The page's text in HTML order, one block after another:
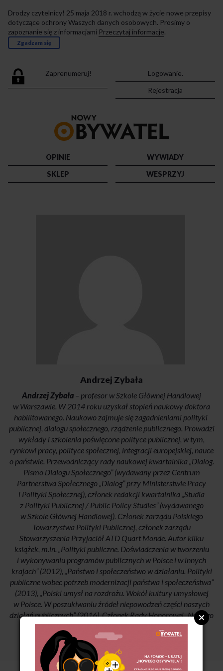
Drodzy czytelnicy! 25 maja 2018 r. wchodzą w życie nowe przepisy
dotyczące ochrony Waszych danych osobowych. Prosimy o
zapoznanie się z informacjami Przeczytaj informacje.
Zgadzam się
Zaprenumeruj!
Logowanie.
Rejestracja
strony
OPINIE
WYWIADY
SKLEP
WESPRZYJ
Andrzej Zybała
Andrzej Zybała – profesor w Szkole Głównej Handlowej
w Warszawie. W 2014 roku uzyskał stopień naukowy doktora
habilitowanego. Naukowo zajmuje się zagadnieniami polityki
publicznej, dialogu społecznego, rządzenie publicznego. Prowadzi
wykłady i szkolenia poświęcone polityce publicznej, w tym,
rynkowi pracy, polityce społecznej, integracji europejskiej, nauce
o państwie. Przewodniczący rady naukowej kwartalnika „Dialog.
Pismo Dialogu Społecznego” (wydawany przez Centrum
Partnerstwa Społecznego „Dialog” przy Ministerstwie Pracy
i Polityki Społecznej), członek redakcji kwartalnika „Studia
z Polityki Publicznej / Public Policy Studies” (wydawanego
w Szkole Głównej Handlowej). Członek zarządu Polskiego
Towarzystwa Polityki Publicznej, członek zarządu
Stowarzyszenia Przyjaciół ATD Quart Monde. Autor kilku
książek, m.in. „Polityki publiczne. Doświadczenia w tworzeniu
i wykonywaniu programów publicznych w Polsce i w innych
krajach” (2012), „Państwo i społeczeństwo w działaniu. Polityki
publiczne wobec potrzeb modernizacji państwa i społeczeństwa”
(2013), „Polski umysł na rozdrożu. Wokół kultury umysłowej
w Polsce. W poszukiwaniu źródeł niepowodzeń części naszych
działań publicznych” (2016). Członek Rady Honorowej „Nowego
Obywatela”.